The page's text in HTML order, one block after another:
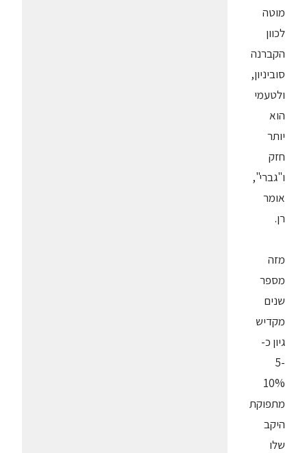
מוטה
לכוון
הקברנה
סוביניון,
ולטעמי
הוא
יותר
חזק
ו"גברי",
אומר
רן.
מזה
מספר
שנים
מקדיש
גיון כ-
5-
10%
מתפוקת
היקב
שלו